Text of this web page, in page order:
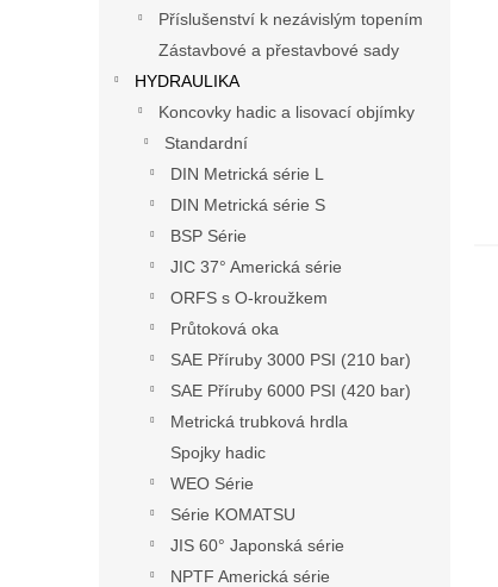
Příslušenství k nezávislým topením
Zástavbové a přestavbové sady
HYDRAULIKA
Koncovky hadic a lisovací objímky
Standardní
DIN Metrická série L
DIN Metrická série S
BSP Série
JIC 37° Americká série
ORFS s O-kroužkem
Průtoková oka
SAE Příruby 3000 PSI (210 bar)
SAE Příruby 6000 PSI (420 bar)
Metrická trubková hrdla
Spojky hadic
WEO Série
Série KOMATSU
JIS 60° Japonská série
NPTF Americká série